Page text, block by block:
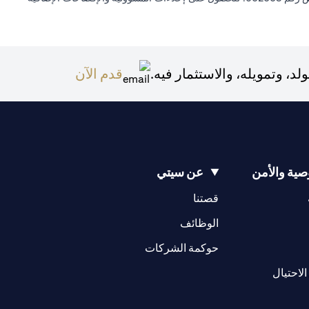
وتمويله، والاستثمار فيه. قدم الآن
والأمن عن سيتي
قصتنا
(opens in a new tab)
الوظائف
(opens in a new tab)
حوكمة الشركات
(opens in a new tab)